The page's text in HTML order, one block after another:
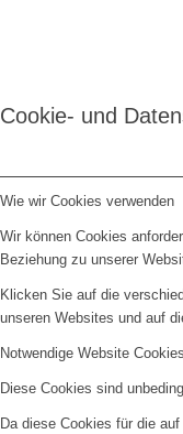
Cookie- und
Wie wir Cookies verwenden
Wir können Cookies
Beziehung zu unserer
Klicken Sie auf die
unseren Websites und auf
Notwendige Website Cookies
Diese Cookies sind
Da diese Cookies für die